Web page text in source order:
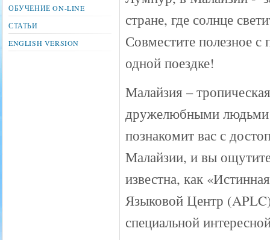
стране, где солнце
Совместите полезное
одной поездке!
Малайзия –
дружелюбными людьми
познакомит вас с
Малайзии, и вы
известна, как
Языковой Центр
специальной
ОБУЧЕНИЕ ON-LINE
СТАТЬИ
ENGLISH VERSION